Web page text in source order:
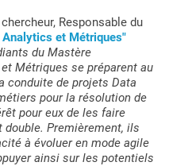
Responsable du
et Métriques"
du Mastère
Métriques se préparent au
conduite de projets Data
pour la résolution de
pour eux de les faire
Premièrement, ils
à évoluer en mode agile
ainsi sur les potentiels